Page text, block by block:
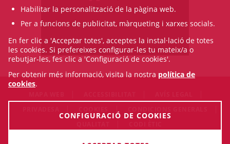
Habilitar la personalització de la pàgina web.
Per a funcions de publicitat, màrqueting i xarxes socials.
En fer clic a 'Acceptar totes', acceptes la instal·lació de totes
les cookies. Si prefereixes configurar-les tu mateix/a o
rebutjar-les, fes clic a 'Configuració de cookies'.
Per obtenir més informació, visita la nostra política de
cookies.
CONFIGURACIÓ DE COOKIES